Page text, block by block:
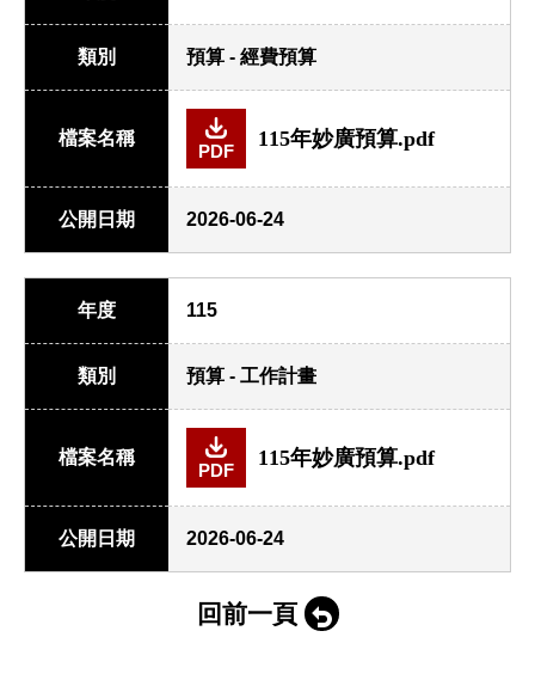
類別 預算 - 經費預算
檔案名稱
PDF
115年妙廣預算.pdf
公開日期 2026-06-24
年度 115
類別 預算 - 工作計畫
檔案名稱
PDF
115年妙廣預算.pdf
公開日期 2026-06-24
回前一頁